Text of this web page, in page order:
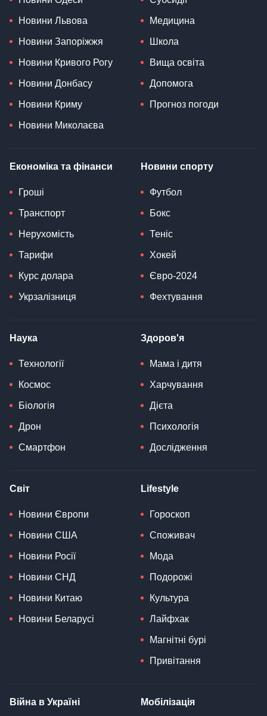
Новини Львова
Новини Запоріжжя
Новини Кривого Рогу
Новини Донбасу
Новини Криму
Новини Миколаєва
Медицина
Школа
Вища освіта
Допомога
Прогноз погоди
Економіка та фінанси
Гроші
Транспорт
Нерухомість
Тарифи
Курс долара
Укрзалізниця
Новини спорту
Футбол
Бокс
Теніс
Хокей
Євро-2024
Фехтування
Наука
Технології
Космос
Біологія
Дрон
Смартфон
Здоров'я
Мама і дитя
Харчування
Дієта
Психологія
Дослідження
Світ
Новини Європи
Новини США
Новини Росії
Новини СНД
Новини Китаю
Новини Беларусі
Lifestyle
Гороскоп
Споживач
Мода
Подорожі
Культура
Лайфхак
Магнітні бурі
Привітання
Війна в Україні Мобілізація